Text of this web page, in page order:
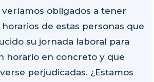
veríamos obligados a tener
de estas personas que
su jornada laboral para
horario en concreto y que
perjudicadas. ¿Estamos